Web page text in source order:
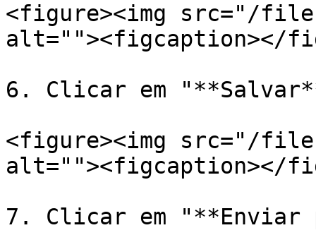
<figure><img src="/
alt=""><figcaption></
6. Clicar em
<figure><img src="/files/
alt=""><figcaption></
7. Clicar em "**Enviar